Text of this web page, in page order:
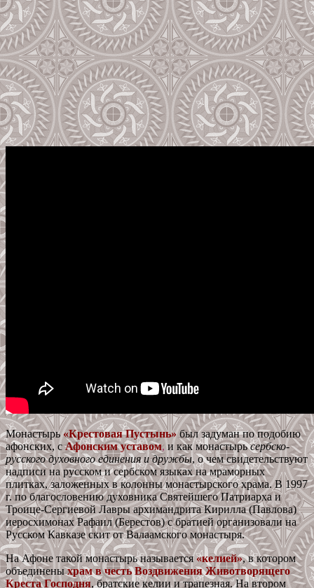
Монастырь«Крестовая Пустынь»был задуман по подобию
афонских, сАфонским уставом,и как монастырьсербско-
русского духовного единения и дружбы, о чем свидетельствуют
надписи на русском и сербском языках на мраморных
плитках, заложенных в колонны монастырского храма. В 1997
г. по благословению духовника Святейшего Патриарха и
Троице-Сергиевой Лавры архимандрита Кирилла (Павлова)
иеросхимонах Рафаил (Берестов) с братией организовали на
Русском Кавказе скит от Валаамского монастыря.
На Афоне такой монастырь называется«келией», в котором
объединеныхрам в честь Воздвижения Животворящего
Креста Господня, братские келии и трапезная. На втором